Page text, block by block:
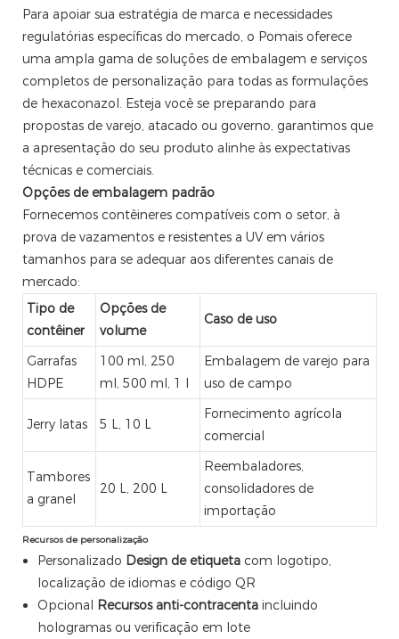
Para apoiar sua estratégia de marca e necessidades
regulatórias específicas do mercado, o Pomais oferece
uma ampla gama de soluções de embalagem e serviços
completos de personalização para todas as formulações
de hexaconazol. Esteja você se preparando para
propostas de varejo, atacado ou governo, garantimos que
a apresentação do seu produto alinhe às expectativas
técnicas e comerciais.
Opções de embalagem padrão
Fornecemos contêineres compatíveis com o setor, à
prova de vazamentos e resistentes a UV em vários
tamanhos para se adequar aos diferentes canais de
mercado:
Tipo de
contêiner
Opções de
volume
Caso de uso
Garrafas
HDPE
100 ml, 250
ml, 500 ml, 1 l
Embalagem de varejo para
uso de campo
Jerry latas 5 L, 10 L
Fornecimento agrícola
comercial
Tambores
a granel
20 L, 200 L
Reembaladores,
consolidadores de
importação
Recursos de personalização
Personalizado Design de etiqueta com logotipo,
localização de idiomas e código QR
Opcional Recursos anti-contracenta incluindo
hologramas ou verificação em lote